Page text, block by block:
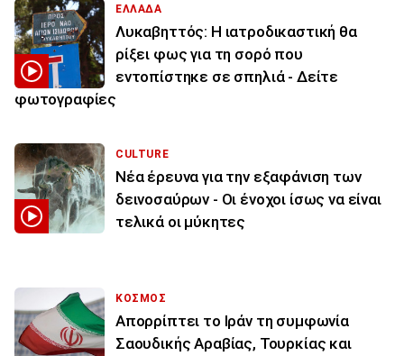
ΕΛΛΑΔΑ
Λυκαβηττός: Η ιατροδικαστική θα
ρίξει φως για τη σορό που
εντοπίστηκε σε σπηλιά - Δείτε
φωτογραφίες
CULTURE
Νέα έρευνα για την εξαφάνιση των
δεινοσαύρων - Οι ένοχοι ίσως να είναι
τελικά οι μύκητες
ΚΟΣΜΟΣ
Απορρίπτει το Ιράν τη συμφωνία
Σαουδικής Αραβίας, Τουρκίας και